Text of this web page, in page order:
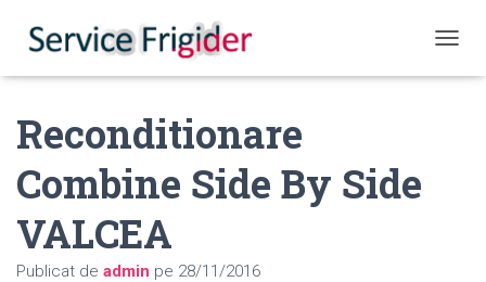
Reconditionare
Combine Side By Side
VALCEA
Publicat de admin pe 28/11/2016